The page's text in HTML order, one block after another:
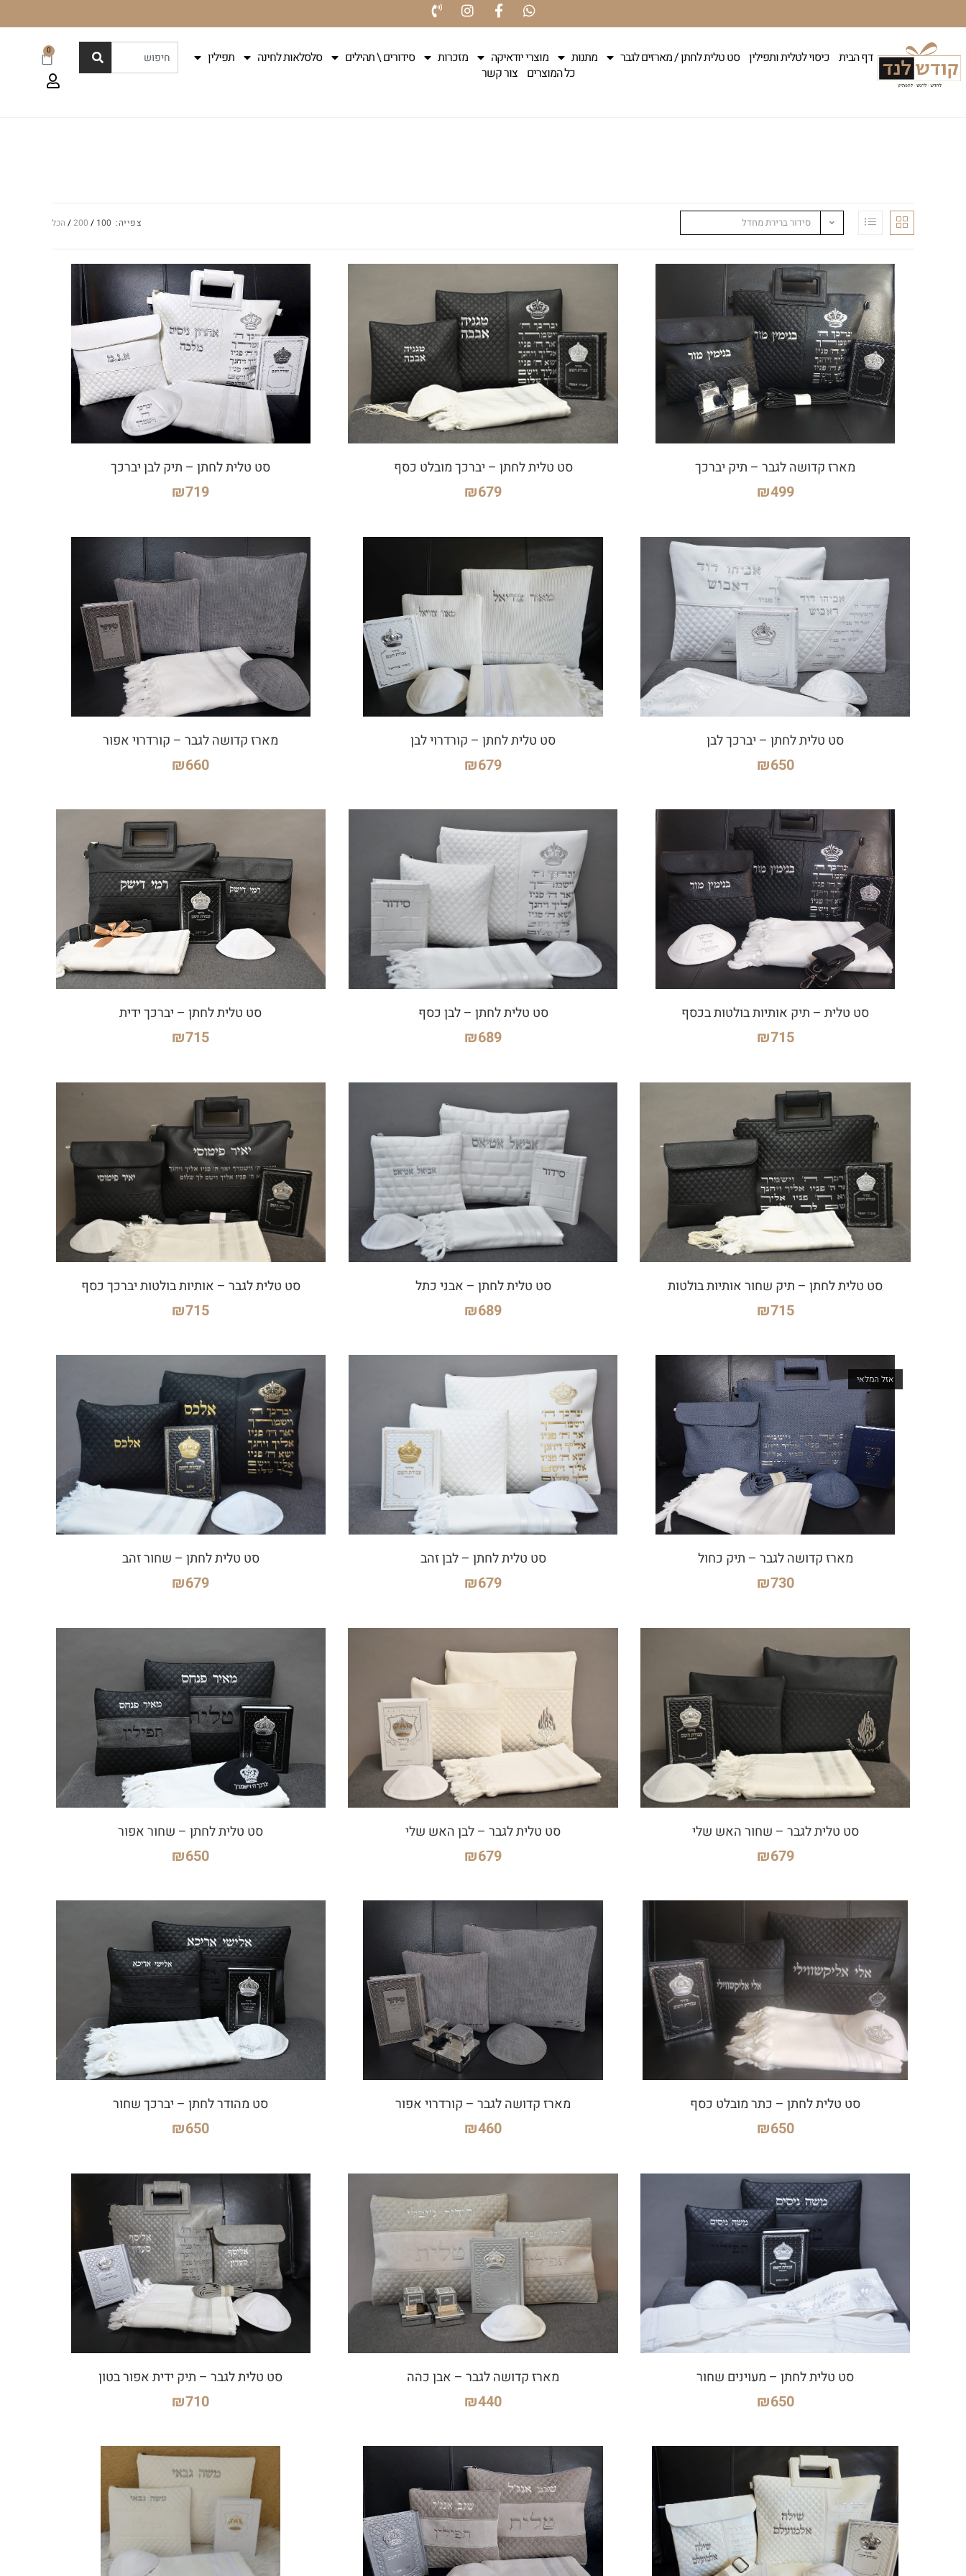
דף הבית כיסוי לטלית ותפילין סט טלית לחתן / מארזים לגבר מתנות מוצרי יודאיקה מזכרות סידורים \ תהילים סלסלאות לחינה
תפילין
כל המוצרים צור קשר
0
סידור ברירת מחדל צפייה: 100
200 הכל
מארז קדושה לגבר – תיק יברכך
₪499
סט טלית לחתן – יברכך מובלט כסף
₪679
סט טלית לחתן – תיק לבן יברכך
₪719
סט טלית לחתן – יברכך לבן
₪650
סט טלית לחתן – קורדרוי לבן
₪679
מארז קדושה לגבר – קורדרוי אפור
₪660
סט טלית – תיק אותיות בולטות בכסף
₪715
סט טלית לחתן – לבן כסף
₪689
סט טלית לחתן – יברכך ידית
₪715
סט טלית לחתן – תיק שחור אותיות בולטות
₪715
סט טלית לחתן – אבני כתל
₪689
סט טלית לגבר – אותיות בולטות יברכך כסף
₪715
אזל המלאי
מארז קדושה לגבר – תיק כחול
₪730
סט טלית לחתן – לבן זהב
₪679
סט טלית לחתן – שחור זהב
₪679
סט טלית לגבר – שחור האש שלי
₪679
סט טלית לגבר – לבן האש שלי
₪679
סט טלית לחתן – שחור אפור
₪650
סט טלית לחתן – כתר מובלט כסף
₪650
מארז קדושה לגבר – קורדרוי אפור
₪460
סט מהודר לחתן – יברכך שחור
₪650
סט טלית לחתן – מעוינים שחור
₪650
מארז קדושה לגבר – אבן כהה
₪440
סט טלית לגבר – תיק ידית אפור בטון
₪710